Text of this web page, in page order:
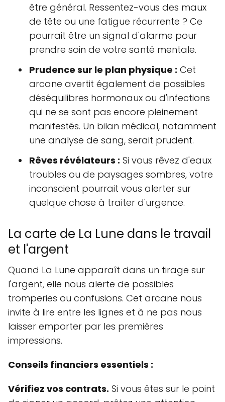
être général. Ressentez-vous des maux
de tête ou une fatigue récurrente ? Ce
pourrait être un signal d'alarme pour
prendre soin de votre santé mentale.
Prudence sur le plan physique : Cet
arcane avertit également de possibles
déséquilibres hormonaux ou d'infections
qui ne se sont pas encore pleinement
manifestés. Un bilan médical, notamment
une analyse de sang, serait prudent.
Rêves révélateurs : Si vous rêvez d'eaux
troubles ou de paysages sombres, votre
inconscient pourrait vous alerter sur
quelque chose à traiter d'urgence.
La carte de La Lune dans le travail
et l'argent
Quand La Lune apparaît dans un tirage sur
l'argent, elle nous alerte de possibles
tromperies ou confusions. Cet arcane nous
invite à lire entre les lignes et à ne pas nous
laisser emporter par les premières
impressions.
Conseils financiers essentiels :
Vérifiez vos contrats. Si vous êtes sur le point